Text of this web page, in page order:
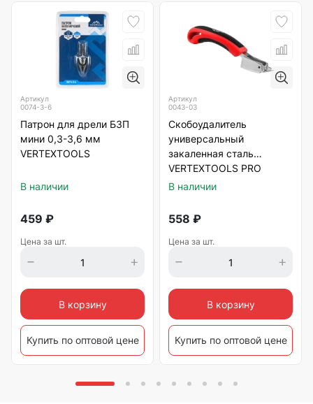
Артикул
0074-3-6
Патрон для дрели БЗП
мини 0,3-3,6 мм
VERTEXTOOLS
В наличии
459 ₽
Цена за шт.
В корзину
Купить по оптовой цене
Артикул
0043-03
Скобоудалитель
универсальный
закаленная сталь
VERTEXTOOLS PRO
В наличии
558 ₽
Цена за шт.
В корзину
Купить по оптовой цене